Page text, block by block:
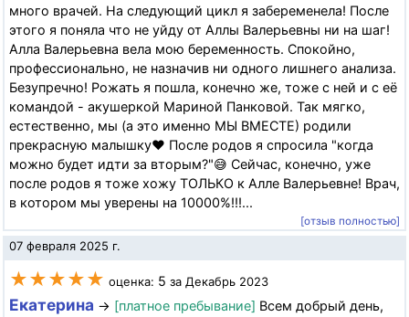
много врачей. На следующий цикл я забеременела! После
этого я поняла что не уйду от Аллы Валерьевны ни на шаг!
Алла Валерьевна вела мою беременность. Спокойно,
профессионально, не назначив ни одного лишнего анализа.
Безупречно! Рожать я пошла, конечно же, тоже с ней и с её
командой - акушеркой Мариной Панковой. Так мягко,
естественно, мы (а это именно МЫ ВМЕСТЕ) родили
прекрасную малышку❤️ После родов я спросила "когда
можно будет идти за вторым?"😅 Сейчас, конечно, уже
после родов я тоже хожу ТОЛЬКО к Алле Валерьевне! Врач,
в котором мы уверены на 10000%!!!...
[отзыв полностью]
07 февраля 2025 г.
★★★★★ оценка: 5 за Декабрь 2023
Екатерина → [платное пребывание] Всем добрый день,